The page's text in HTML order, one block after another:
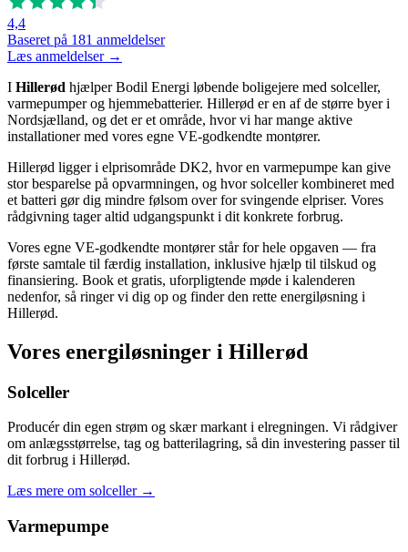
4,4
Baseret på 181 anmeldelser
Læs anmeldelser →
I Hillerød hjælper Bodil Energi løbende boligejere med solceller,
varmepumper og hjemmebatterier. Hillerød er en af de større byer i
Nordsjælland, og det er et område, hvor vi har mange aktive
installationer med vores egne VE-godkendte montører.
Hillerød ligger i elprisområde DK2, hvor en varmepumpe kan give
stor besparelse på opvarmningen, og hvor solceller kombineret med
et batteri gør dig mindre følsom over for svingende elpriser. Vores
rådgivning tager altid udgangspunkt i dit konkrete forbrug.
Vores egne VE-godkendte montører står for hele opgaven — fra
første samtale til færdig installation, inklusive hjælp til tilskud og
finansiering. Book et gratis, uforpligtende møde i kalenderen
nedenfor, så ringer vi dig op og finder den rette energiløsning i
Hillerød.
Vores energiløsninger i Hillerød
Solceller
Producér din egen strøm og skær markant i elregningen. Vi rådgiver
om anlægsstørrelse, tag og batterilagring, så din investering passer til
dit forbrug i Hillerød.
Læs mere om solceller →
Varmepumpe